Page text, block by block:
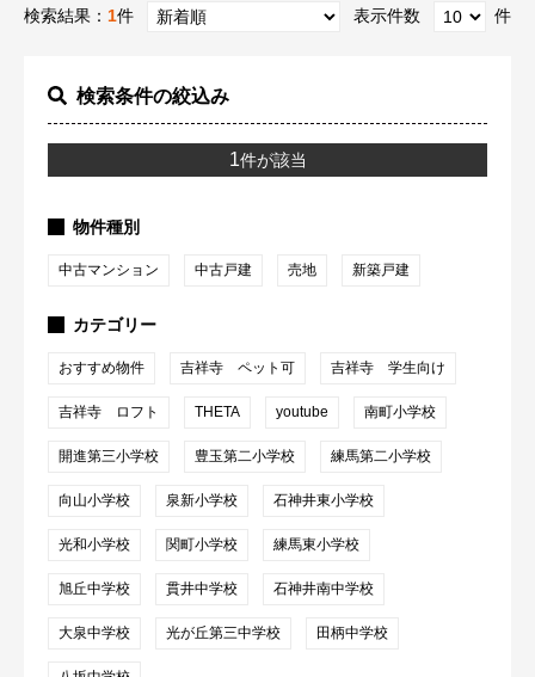
検索条件の絞込み
1件が該当
物件種別
中古マンション 中古戸建 売地 新築戸建
カテゴリー
おすすめ物件 吉祥寺 ペット可 吉祥寺 学生向け
吉祥寺 ロフト THETA youtube 南町小学校
開進第三小学校 豊玉第二小学校 練馬第二小学校
向山小学校 泉新小学校 石神井東小学校
光和小学校 関町小学校 練馬東小学校
旭丘中学校 貫井中学校 石神井南中学校
大泉中学校 光が丘第三中学校 田柄中学校
検索結果： 1件 表示件数 件